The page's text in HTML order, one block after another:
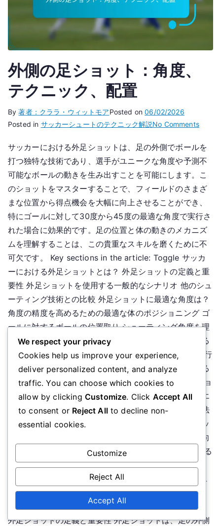
外側の足ショット：角度、
テクニック、配置
By著者：クララ・ウィットモアPosted on06/02/2026
Posted in サッカーシュートのテクニック解説No Commentson
側
の
足
シ
ト：
角
度、
テ
ク
ニ
ッ
ク、
配
サッカーにおける外足ショットは、足の外側でボールを
打つ独特な技術であり、選手がユニークな角度や予測不
可能なボールの動きを生み出すことを可能にします。こ
のショットをマスターすることで、フィールドのさまざ
まな位置から得点機会を大幅に向上させることができ、
特にゴールに対して30度から45度の最適な角度で実行さ
れた場合に効果的です。足の位置と体の動きのメカニズ
ムを理解することは、この貴重なスキルを磨くために不
可欠です。 Key sections in the article: Toggle サッカ
ーにおける外足ショットとは？ 外足ショットの定義と重
要性 外足ショットを使用する一般的なシナリオ 他のシュ
ーティング技術との比較 外足ショットに最適な角度は？
角度の精度を高めるための最適な体のポジショニング ゴ
ールに対するボールの位置取り シューティング角度を理
解するための視覚的補助 外足ショットの技術を実行する
には？ 初心者のためのステップバイステップの指示 実行
中に避けるべき一般的な間違い 外足ショットを練習する
ためのドリル 物理的側面：足の位置と体の動き 外足ショ
ットを打つとき、どこを狙うべきか？ ゴールの特定のエ
リアを狙うための戦略 ゴールキーパーの位置を読む方法
配置を利用して得点のチャンスを増やす方法 外足ショッ
トをマスターすることの利点は？ 試合での得点機会の向
上 シューティング技術の多様性の向上 サッカーにおける
外足ショットとは？ サッカーにおける外足ショットは、
選手が足の外側でボールを打つ技術です。この方法はユ
ニークな角度や予測不可能なボールの動きを可能にし、
さまざまなゲーム状況で価値のあるスキルとなります。
外足ショットの定義と重要性 外足ショットは、足の外側
We respect your privacy
Cookies help us improve your experience,
deliver personalized content, and analyze
traffic. You can choose which cookies to
allow by clicking Customize. Click Accept All
to consent or Reject Allto decline non-
essential cookies.
Customize
Reject All
Accept All